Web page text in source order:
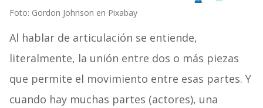
Foto: Gordon Johnson en Pixabay
Al hablar de articulación se entiende,
literalmente, la unión entre dos o más piezas
que permite el movimiento entre esas partes. Y
cuando hay muchas partes (actores), una